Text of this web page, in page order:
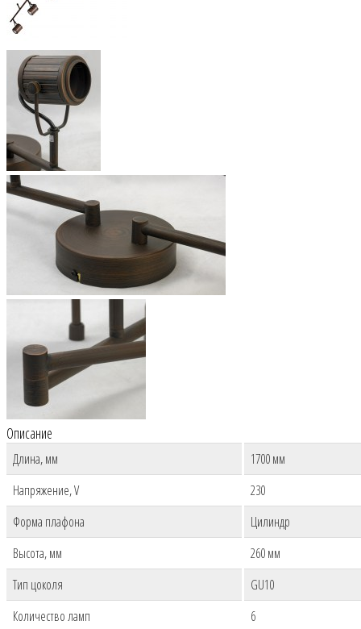
Описание
Длина, мм
1700 мм
Напряжение, V
230
Форма плафона
Цилиндр
Высота, мм
260 мм
Тип цоколя
GU10
Количество ламп
6